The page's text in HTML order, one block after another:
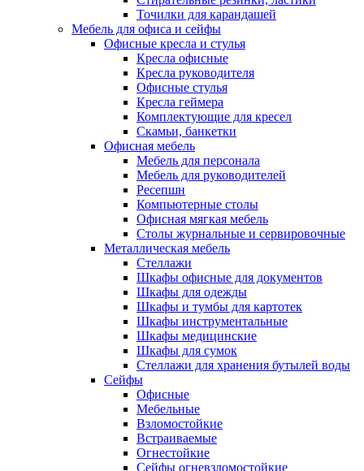
Точилки для карандашей
Мебель для офиса и сейфы
Офисные кресла и стулья
Кресла офисные
Кресла руководителя
Офисные стулья
Кресла геймера
Комплектующие для кресел
Скамьи, банкетки
Офисная мебель
Мебель для персонала
Мебель для руководителей
Ресепшн
Компьютерные столы
Офисная мягкая мебель
Столы журнальные и сервировочные
Металлическая мебель
Стеллажи
Шкафы офисные для документов
Шкафы для одежды
Шкафы и тумбы для картотек
Шкафы инструментальные
Шкафы медицинские
Шкафы для сумок
Стеллажи для хранения бутылей воды
Сейфы
Офисные
Мебельные
Взломостойкие
Встраиваемые
Огнестойкие
Сейфы огневзломостойкие